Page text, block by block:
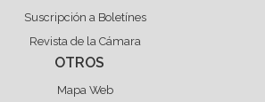
Suscripción a Boletínes
Revista de la Cámara
OTROS
Mapa Web